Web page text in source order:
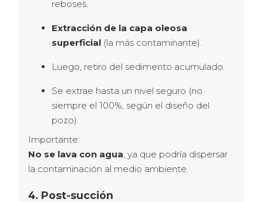
reboses.
Extracción de la capa oleosa
superficial (la más contaminante).
Luego, retiro del sedimento acumulado.
Se extrae hasta un nivel seguro (no
siempre el 100%, según el diseño del
pozo).
Importante:
No se lava con agua, ya que podría dispersar
la contaminación al medio ambiente.
4. Post-succión